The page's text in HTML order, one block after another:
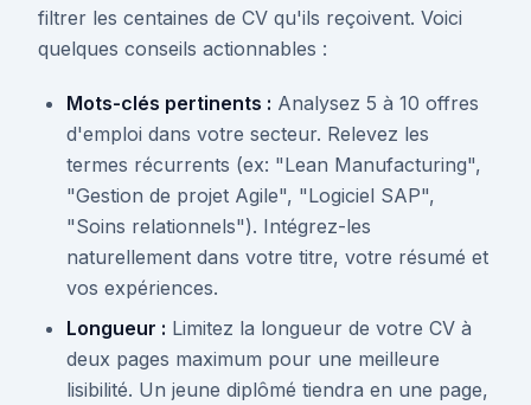
filtrer les centaines de CV qu'ils reçoivent. Voici
quelques conseils actionnables :
Mots-clés pertinents : Analysez 5 à 10 offres
d'emploi dans votre secteur. Relevez les
termes récurrents (ex: "Lean Manufacturing",
"Gestion de projet Agile", "Logiciel SAP",
"Soins relationnels"). Intégrez-les
naturellement dans votre titre, votre résumé et
vos expériences.
Longueur : Limitez la longueur de votre CV à
deux pages maximum pour une meilleure
lisibilité. Un jeune diplômé tiendra en une page,